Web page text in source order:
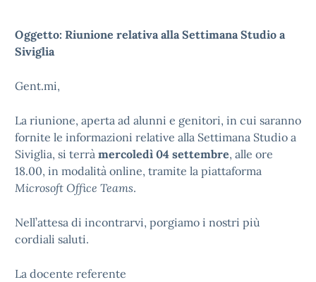
Oggetto: Riunione relativa alla Settimana Studio a
Siviglia
Gent.mi,
La riunione, aperta ad alunni e genitori, in cui saranno
fornite le informazioni relative alla Settimana Studio a
Siviglia, si terrà mercoledì 04 settembre, alle ore
18.00, in modalità online, tramite la piattaforma
Microsoft Office Teams.
Nell’attesa di incontrarvi, porgiamo i nostri più
cordiali saluti.
La docente referente